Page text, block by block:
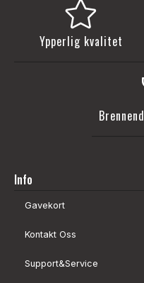
Ypperlig kvalitet
Info
Gavekort
Kontakt Oss
Support&Service